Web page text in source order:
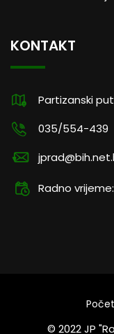
KONTAKT
Partizanski
035/554-439
Radno
© 2022 JP